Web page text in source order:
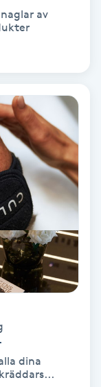
av
dina